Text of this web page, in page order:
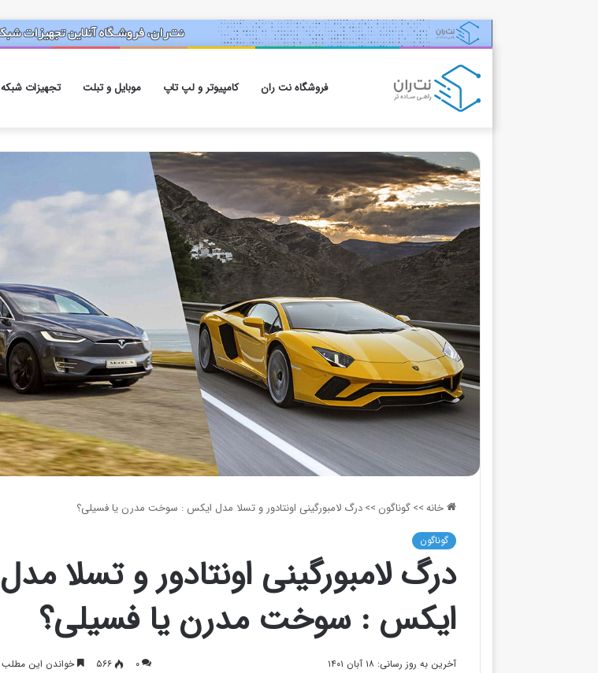
فروشگاه نت ران کامپیوتر و لپ تاپ موبایل و تبلت تجهیزات شبکه
خانه>> گوناگون >> درگ لامبورگینی اونتادور و تسلا مدل ایکس : سوخت مدرن یا فسیلی؟
گوناگون
درگ لامبورگینی اونتادور و تسلا مدل
ایکس : سوخت مدرن یا فسیلی؟
آخرین به روز رسانی: ۱۸ آبان ۱۴۰۱ ۰ ۵۶۶ خواندن این مطلب 1 دقیقه زمان میبرد